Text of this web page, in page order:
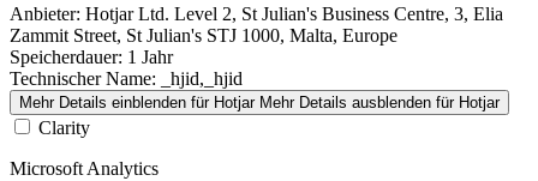
Anbieter: Hotjar Ltd. Level 2, St Julian's Business Centre, 3, Elia
Zammit Street, St Julian's STJ 1000, Malta, Europe
Speicherdauer: 1 Jahr
Technischer Name: _hjid,_hjid
Mehr Details einblenden für Hotjar Mehr Details ausblenden für Hotjar
Clarity
Microsoft Analytics